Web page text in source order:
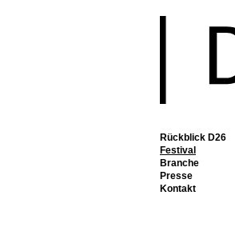
Rückblick D26
Festival
Branche
Presse
Kontakt